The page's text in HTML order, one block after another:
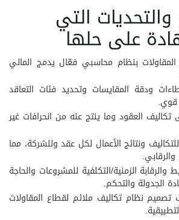
التي
على حلها
بنظام محاسبي فعّال يدمج المالي
ودقة المقايسات وتحديد فئات التعاقد
قوي.
العقود وما ينتج عنه من انحرافات غير
ونتائج الأعمال لكل عقد وللشركة، مما
الزمنية/التكلفية للمشروعات والحاجة
الجدولة والتحكم.
نظام تكاليف ملائم لقطاع المقاولات